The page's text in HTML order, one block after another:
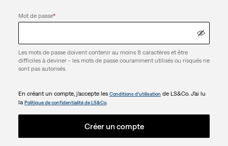
Mot de passe*
Les mots de passe doivent contenir au moins 8 caractères et être
difficiles à deviner - les mots de passe couramment utilisés ou risqués ne
sont pas autorisés.
En créant un compte, j’accepte les Conditions d’utilisation de LS&Co. J’ai lu
la Politique de confidentialité de LS&Co.
Créer un compte